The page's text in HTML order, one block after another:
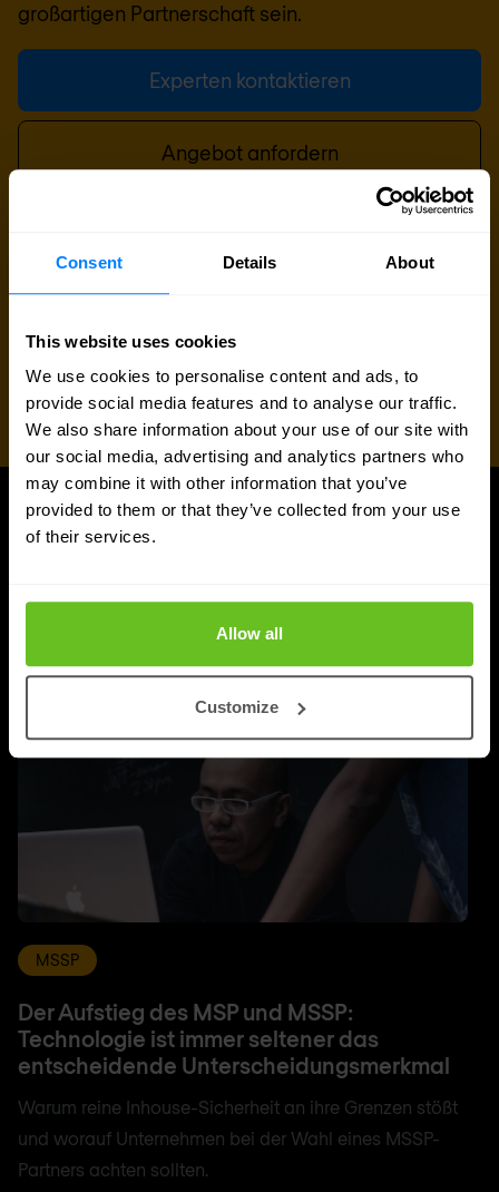
Consent Details About
This website uses cookies
We use cookies to personalise content and ads, to
provide social media features and to analyse our traffic.
We also share information about your use of our site with
our social media, advertising and analytics partners who
may combine it with other information that you’ve
provided to them or that they’ve collected from your use
of their services.
Allow all
Customize
großartigen Partnerschaft sein.
Experten kontaktieren
Angebot anfordern
UPDATES
MSSP
Der Aufstieg des MSP und MSSP:
Technologie ist immer seltener das
entscheidende Unterscheidungsmerkmal
Warum reine Inhouse-Sicherheit an ihre Grenzen stößt
und worauf Unternehmen bei der Wahl eines MSSP-
Partners achten sollten.